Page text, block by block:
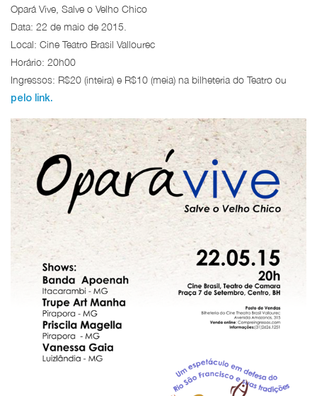
Opará Vive, Salve o Velho Chico
Data: 22 de maio de 2015.
Local: Cine Teatro Brasil Vallourec
Horário: 20h00
Ingressos: R$20 (inteira) e R$10 (meia) na bilheteria do Teatro ou
pelo link.